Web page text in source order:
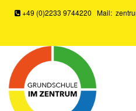
+49 (0)2233 9744220 Mail: